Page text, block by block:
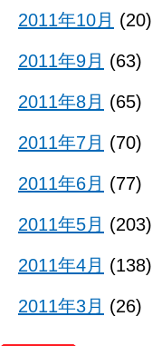
2011年10月 (20)
2011年9月 (63)
2011年8月 (65)
2011年7月 (70)
2011年6月 (77)
2011年5月 (203)
2011年4月 (138)
2011年3月 (26)